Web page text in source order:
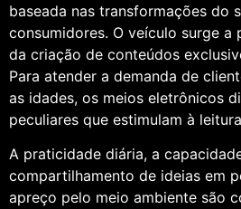
baseada nas transformações do
consumidores. O veículo surge a
da criação de conteúdos
Para atender a demanda de
as idades, os meios eletrônicos
peculiares que estimulam à
A praticidade diária, a
compartilhamento de ideias em
apreço pelo meio ambiente são